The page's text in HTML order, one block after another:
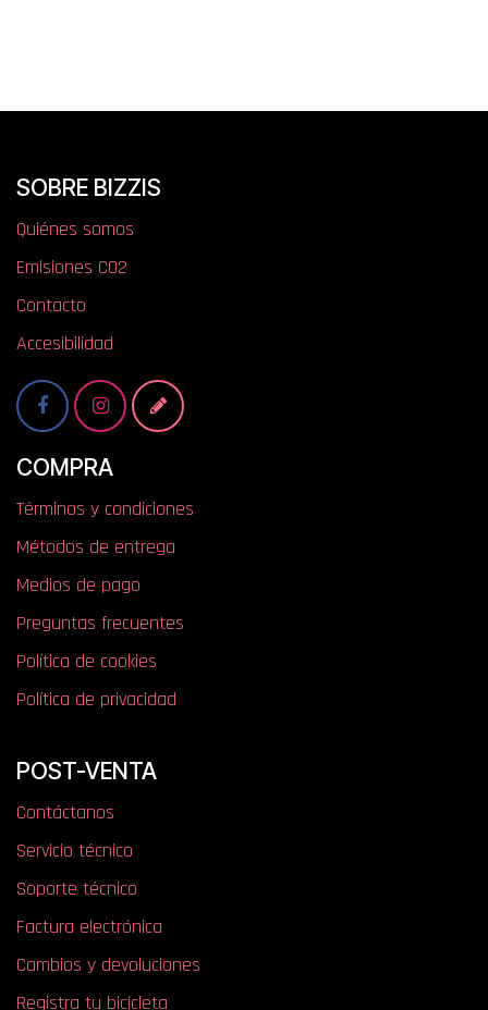
SOBRE BIZZIS
Quiénes somos
​​​​​​​​E​mi​si​one​s​ ​C​O​2
Contacto
Accesibilidad
COMPRA
Términos y condiciones
Métodos de entrega
Medios de pago
Preguntas frecuentes
Política de cookies
Política de privacidad
POST-VENTA
Contáctanos
Servicio técnico
Soporte técnico
Factura electrónica
Cambios y devoluciones
Registra tu bicicleta